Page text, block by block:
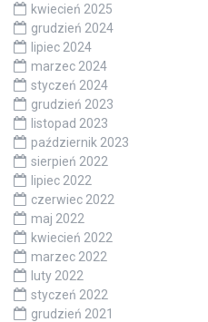
kwiecień 2025
grudzień 2024
lipiec 2024
marzec 2024
styczeń 2024
grudzień 2023
listopad 2023
październik 2023
sierpień 2022
lipiec 2022
czerwiec 2022
maj 2022
kwiecień 2022
marzec 2022
luty 2022
styczeń 2022
grudzień 2021